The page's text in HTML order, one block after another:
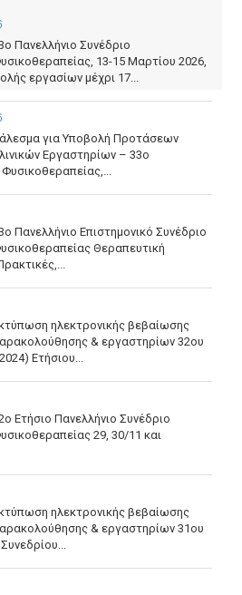
Πανελλήνιο Συνέδριο
13-15 Μαρτίου 2026,
εργασίων μέχρι 17...
για Υποβολή Προτάσεων
Εργαστηρίων – 33ο
Πανελλήνιο Επιστημονικό Συνέδριο
Θεραπευτική
ηλεκτρονικής βεβαίωσης
& εργαστηρίων 32ου
Ετήσιου...
Ετήσιο Πανελλήνιο Συνέδριο
29, 30/11 και
ηλεκτρονικής βεβαίωσης
& εργαστηρίων 31ου